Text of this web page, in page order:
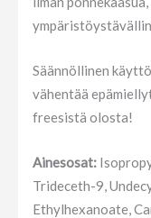
Säännöllinen
vähentää
freesistä olosta!
Ainesosat:
Trideceth-9,
Ethylhexanoate,